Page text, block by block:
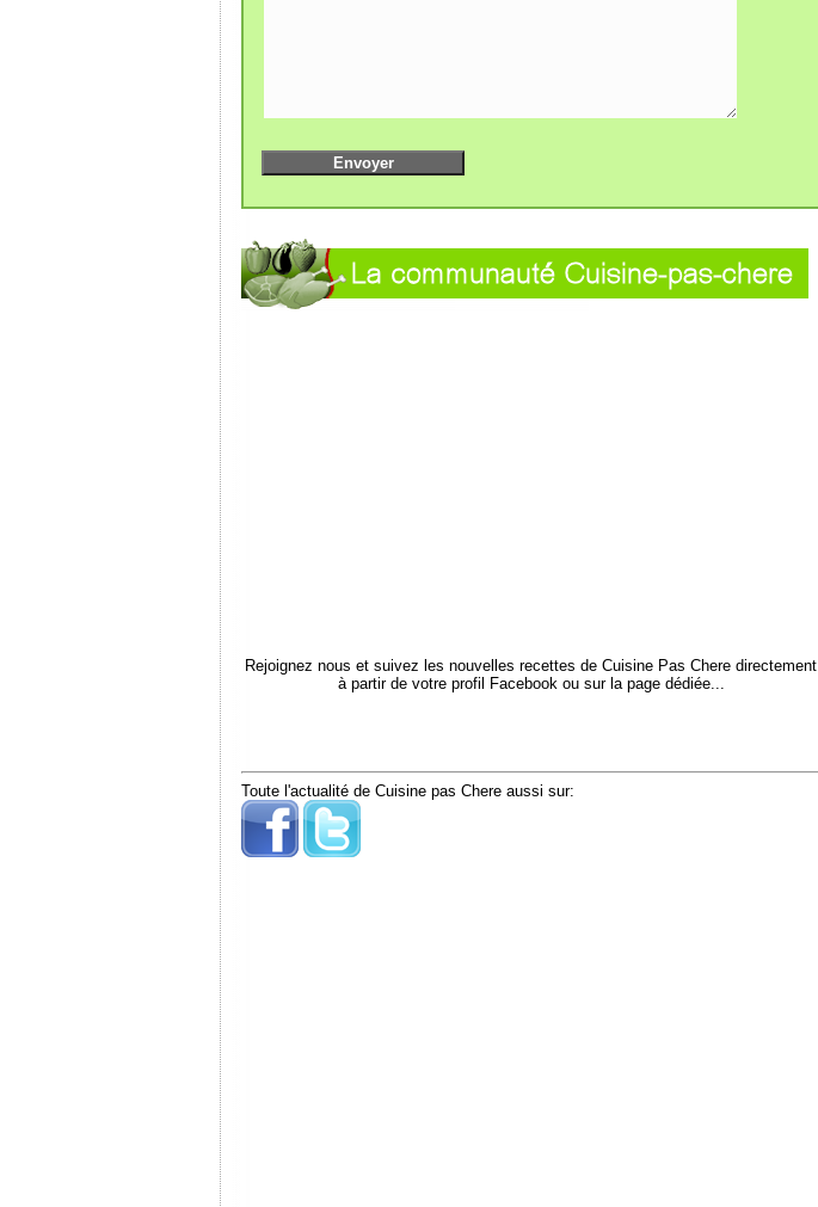
Rejoignez nous et suivez les nouvelles recettes de Cuisine Pas Chere directement
à partir de votre profil Facebook ou sur la page dédiée...
Toute l'actualité de Cuisine pas Chere aussi sur: